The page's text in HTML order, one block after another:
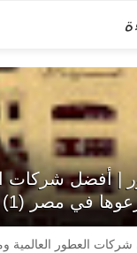
| أفضل شركات
في مصر (1)
العطور العالمية